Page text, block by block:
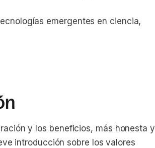
emergentes en ciencia,
y los beneficios, más honesta y
introducción sobre los valores